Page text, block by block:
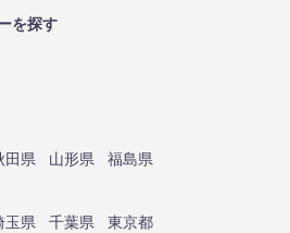
を探す
田県 山形県
福島県
玉県 千葉県
東京都